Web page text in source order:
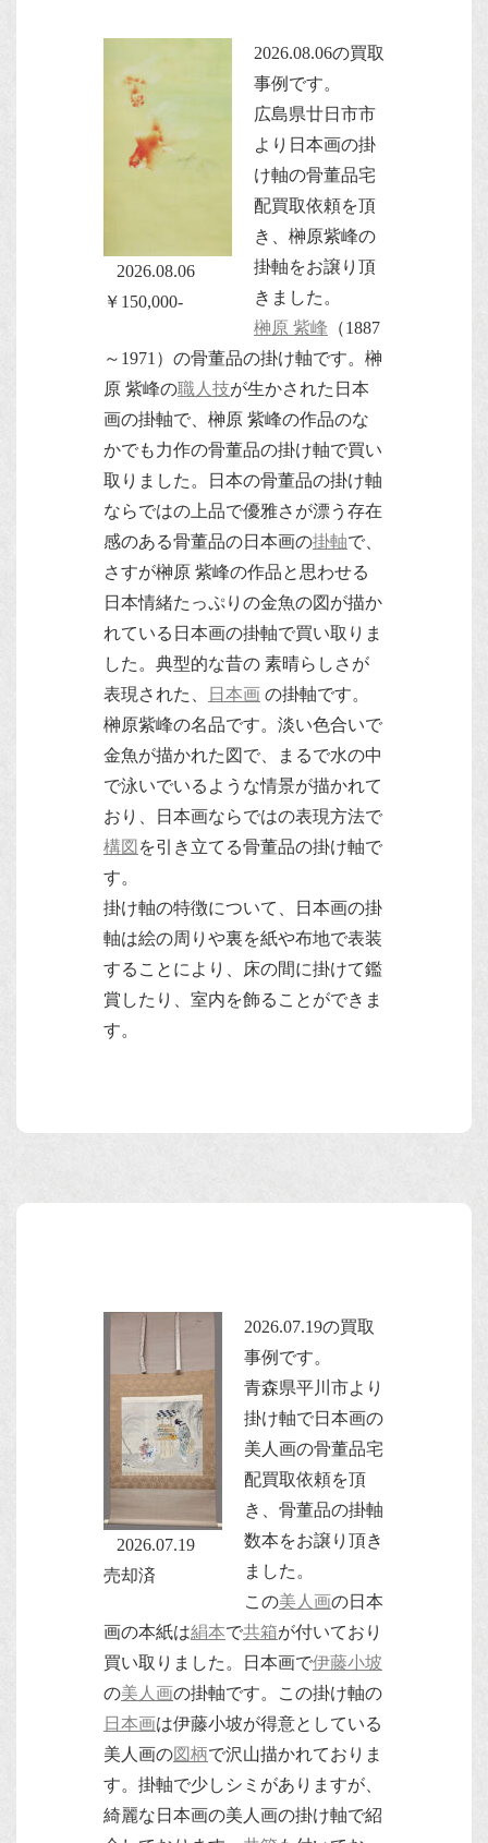
2026.08.06
￥150,000-
2026.08.06の買取
事例です。
広島県廿日市市
より日本画の掛
け軸の骨董品宅
配買取依頼を頂
き、榊原紫峰の
掛軸をお譲り頂
きました。
榊原 紫峰 （1887
～1971）の骨董品の掛け軸です。榊
原 紫峰の職人技が生かされた日本
画の掛軸で、榊原 紫峰の作品のな
かでも力作の骨董品の掛け軸で買い
取りました。日本の骨董品の掛け軸
ならではの上品で優雅さが漂う存在
感のある骨董品の日本画の掛軸で、
さすが榊原 紫峰の作品と思わせる
日本情緒たっぷりの金魚の図が描か
れている日本画の掛軸で買い取りま
した。典型的な昔の 素晴らしさが
表現された、
日本画 の掛軸です。
榊原紫峰の名品です。淡い色合いで
金魚が描かれた図で、まるで水の中
で泳いでいるような情景が描かれて
おり、日本画ならではの表現方法で
構図 を引き立てる骨董品の掛け軸で
す。
掛け軸の特徴について、日本画の掛
軸は絵の周りや裏を紙や布地で表装
することにより、床の間に掛けて鑑
賞したり、室内を飾ることができま
す。
2026.07.19
売却済
2026.07.19の買取
事例です。
青森県平川市より
掛け軸で日本画の
美人画の骨董品宅
配買取依頼を頂
き、骨董品の掛軸
数本をお譲り頂き
ました。
この美人画の日本
画の本紙は絹本で共箱が付いており
買い取りました。日本画で伊藤小坡
の美人画の掛軸です。この掛け軸の
日本画は伊藤小坡が得意としている
美人画の図柄で沢山描かれておりま
す。掛軸で少しシミがありますが、
綺麗な日本画の美人画の掛け軸で紹